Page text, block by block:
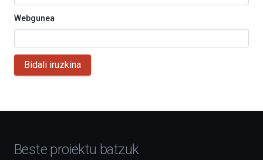
Webgunea
Bidali iruzkina
Beste proiektu batzuk